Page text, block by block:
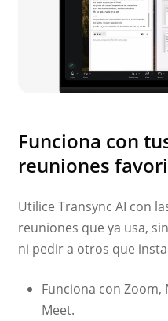
Funciona con
reuniones
Utilice Transync AI con
reuniones que ya usa,
ni pedir a otros que
Funciona con Zoom,
Meet.